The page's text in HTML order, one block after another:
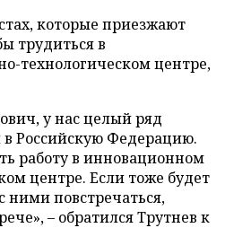
которые приезжают
трудиться в
технологическом центре,
у нас целый ряд
Российскую Федерацию.
работу в инновационном
центре. Если тоже будет
ними повстречаться,
– обратился Трутнев к